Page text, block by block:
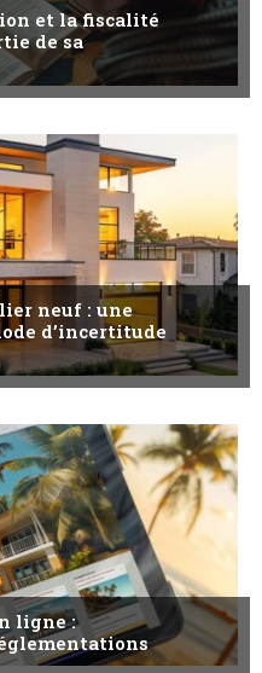
et la fiscalité
de sa
neuf : une
d’incertitude
ligne :